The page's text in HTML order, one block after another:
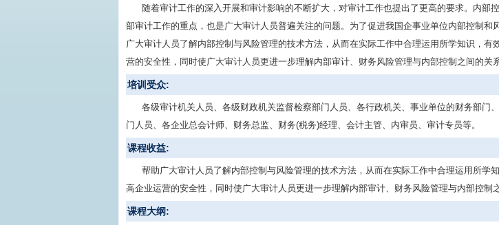
随着审计工作的深入开展和审计影响的不断扩大，对审计工作也提出了更高的要求。内部
部审计工作的重点，也是广大审计人员普遍关注的问题。为了促进我国企事业单位内部控制和
广大审计人员了解内部控制与风险管理的技术方法，从而在实际工作中合理运用所学知识，有
营的安全性，同时使广大审计人员更进一步理解内部审计、财务风险管理与内部控制之间的关系
培训受众:
各级审计机关人员、各级财政机关监督检察部门人员、各行政机关、事业单位的财务部门
门人员、各企业总会计师、财务总监、财务(税务)经理、会计主管、内审员、审计专员等。
课程收益:
帮助广大审计人员了解内部控制与风险管理的技术方法，从而在实际工作中合理运用所学
高企业运营的安全性，同时使广大审计人员更进一步理解内部审计、财务风险管理与内部控制
课程大纲: